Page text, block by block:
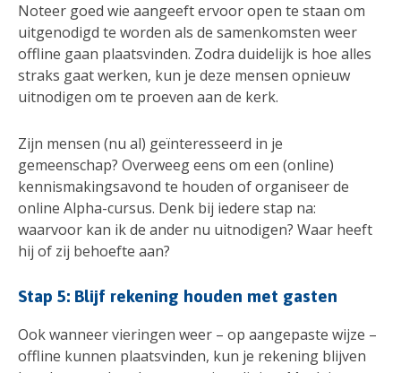
Noteer goed wie aangeeft ervoor open te staan om
uitgenodigd te worden als de samenkomsten weer
offline gaan plaatsvinden. Zodra duidelijk is hoe alles
straks gaat werken, kun je deze mensen opnieuw
uitnodigen om te proeven aan de kerk.
Zijn mensen (nu al) geïnteresseerd in je
gemeenschap? Overweeg eens om een (online)
kennismakingsavond te houden of organiseer de
online Alpha-cursus. Denk bij iedere stap na:
waarvoor kan ik de ander nu uitnodigen? Waar heeft
hij of zij behoefte aan?
Stap 5: Blijf rekening houden met gasten
Ook wanneer vieringen weer – op aangepaste wijze –
offline kunnen plaatsvinden, kun je rekening blijven